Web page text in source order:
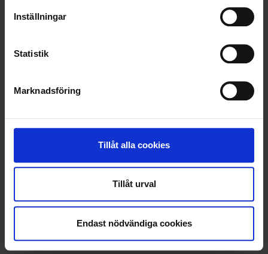
Inställningar
Statistik
Marknadsföring
Tillåt alla cookies
Tillåt urval
Endast nödvändiga cookies
KUNDTJÄNST
010-45 00 200​